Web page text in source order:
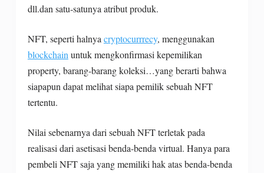
dll.dan satu-satunya atribut produk.
NFT, seperti halnya cryptocurrrecy, menggunakan
blockchain untuk mengkonfirmasi kepemilikan
property, barang-barang koleksi…yang berarti bahwa
siapapun dapat melihat siapa pemilik sebuah NFT
tertentu.
Nilai sebenarnya dari sebuah NFT terletak pada
realisasi dari asetisasi benda-benda virtual. Hanya para
pembeli NFT saja yang memiliki hak atas benda-benda